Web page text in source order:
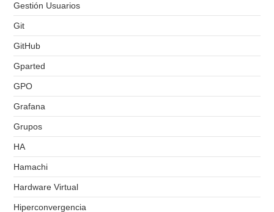
Gestión Usuarios
Git
GitHub
Gparted
GPO
Grafana
Grupos
HA
Hamachi
Hardware Virtual
Hiperconvergencia